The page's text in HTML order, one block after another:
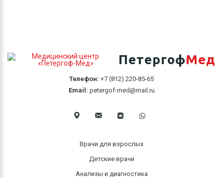
ПетергофМед
Телефон: +7 (812) 220-85-65
Email: petergof-med@mail.ru
Врачи для взрослых
Детские врачи
Анализы и диагностика